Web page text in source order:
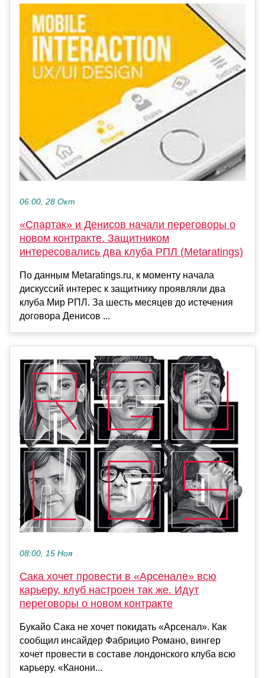
06:00, 28 Окт
«Спартак» и Денисов начали переговоры о
новом контракте. Защитником
интересовались два клуба РПЛ (Metaratings)
По данным Metaratings.ru, к моменту начала
дискуссий интерес к защитнику проявляли два
клуба Мир РПЛ. За шесть месяцев до истечения
договора Денисов ...
08:00, 15 Ноя
Сака хочет провести в «Арсенале» всю
карьеру, клуб настроен так же. Идут
переговоры о новом контракте
Букайо Сака не хочет покидать «Арсенал». Как
сообщил инсайдер Фабрицио Романо, вингер
хочет провести в составе лондонского клуба всю
карьеру. «Канони...